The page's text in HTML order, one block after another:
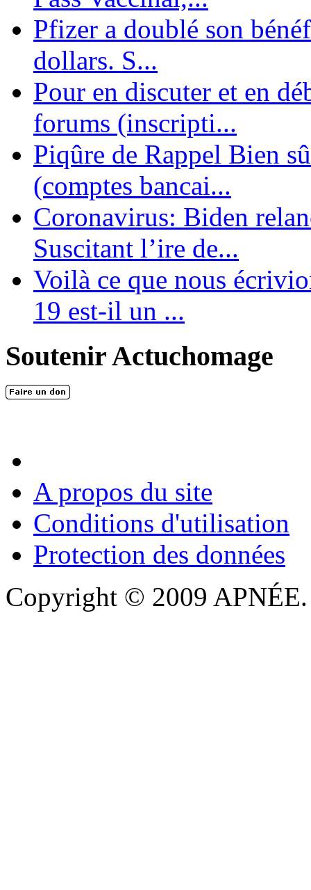
Pfizer a doublé son
dollars. S...
Pour en discuter et en
forums (inscripti...
Piqûre de Rappel Bien
(comptes bancai...
Coronavirus: Biden
Suscitant l’ire de...
Voilà ce que nous
19 est-il un ...
Soutenir Actuchomage
A propos du site
Conditions d'utilisation
Protection des données
Copyright © 2009 APNÉE.